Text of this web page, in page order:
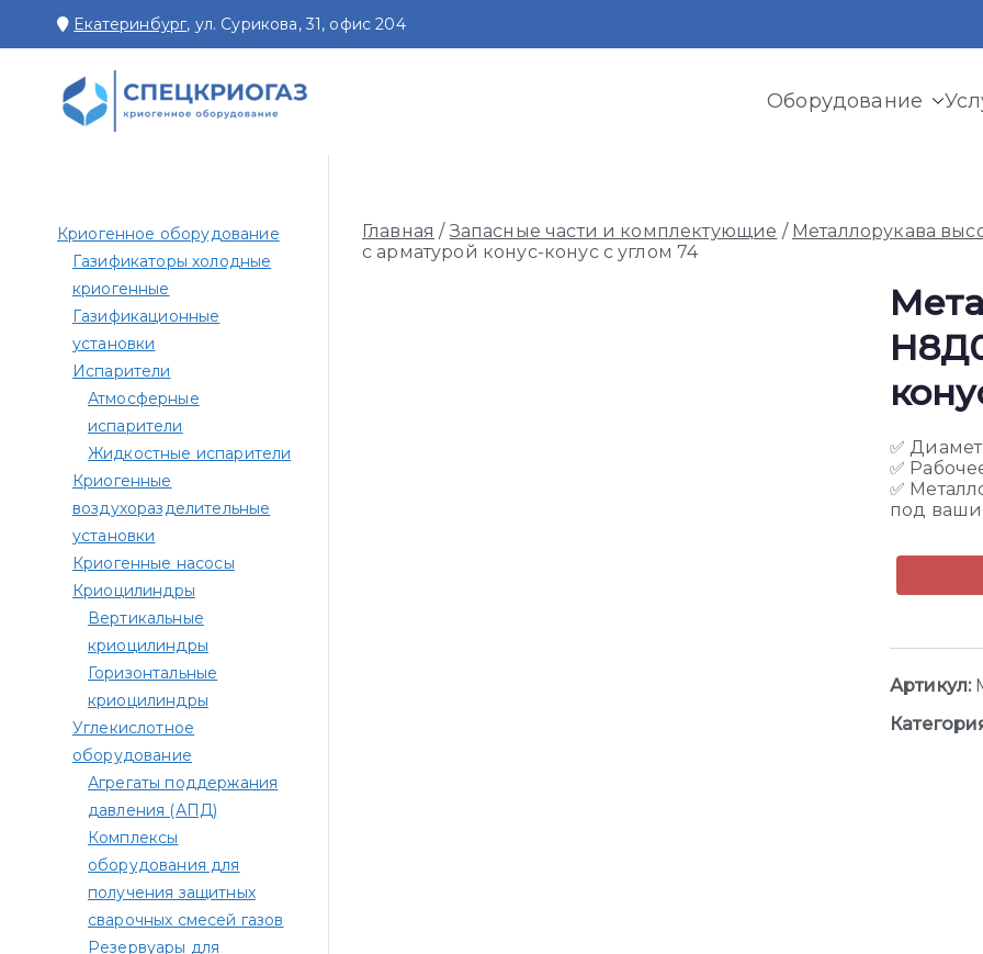
содержимому
Екатеринбург, ул. Сурикова, 31, офис 204
Производство и поставки криогенного оборудования, газовых рамп, моноблоков
Оборудование
Главная /Запасные части и комплектующие / Металлорукава
с арматурой конус-конус с углом 74
✅
✅
✅
под ваши
Артикул:
Криогенное оборудование
Газификаторы холодные
криогенные
Газификационные
установки
Испарители
Атмосферные
испарители
Жидкостные испарители
Криогенные
воздухоразделительные
установки
Криогенные насосы
Криоцилиндры
Вертикальные
криоцилиндры
Горизонтальные
криоцилиндры
Углекислотное
оборудование
Агрегаты поддержания
давления (АПД)
Комплексы
оборудования для
получения защитных
сварочных смесей газов
Резервуары для